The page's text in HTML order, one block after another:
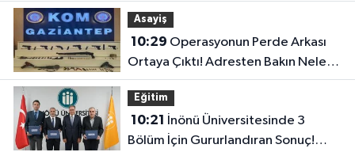
Asayiş
10:29
Ortaya Çıktı! Adresten Bakın Neler
Çıktı
Eğitim
10:21
Bölüm İçin Gururlandıran Sonuç!